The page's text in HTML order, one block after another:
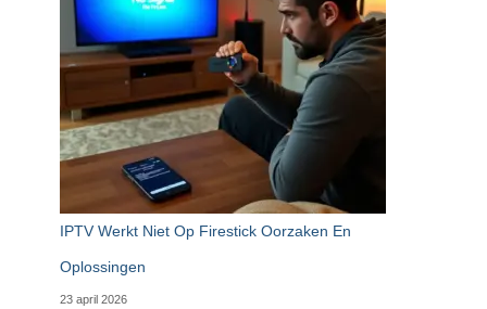
IPTV Werkt Niet Op Firestick Oorzaken En
Oplossingen
23 april 2026